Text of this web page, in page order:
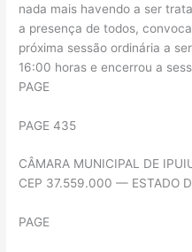
nada mais havendo a ser
a presença de todos,
próxima sessão ordinária a
16:00 horas e encerrou a
PAGE
PAGE 435
CÂMARA MUNICIPAL DE
CEP 37.559.000 — ESTADO
PAGE